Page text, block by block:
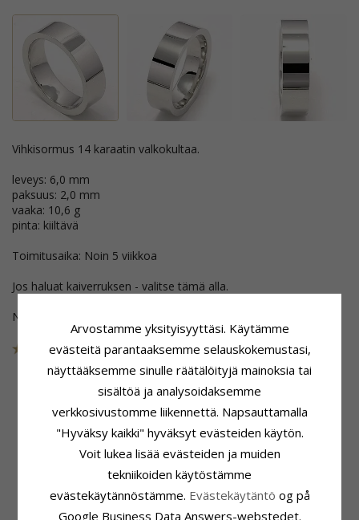
vihkisormus 14 karaatin valkokultaa.
leveys: 6,0 mm
paksuus: 2,0 mm
vaaka: 10,6 g
pinta: kiiltävä
Toimitusaika: Noin 5 viikkoa
Jos haluat kaiverruksen - valitse tämä alla.
Tuotenro 48T200W60 POISTUU
Tuoteseloste
Muoto: Litteä
Sormusmalli:Vihkisormus
Pinta:Kiiltävä
Sormuspohja
Leveys:6,0 mm
Paksuus:2,0 mm
Vaaka:
10,6 G
Toimitusaika:
Arvostamme yksityisyyttäsi. Käytämme
evästeitä parantaaksemme selauskokemustasi,
näyttääksemme sinulle räätälöityjä mainoksia tai
sisältöä ja analysoidaksemme
verkkosivustomme liikennettä. Napsauttamalla
"Hyväksy kaikki" hyväksyt evästeiden käytön.
Voit lukea lisää evästeiden ja muiden
tekniikoiden käytöstämme
evästekäytännöstämme. Evästekäytäntö og på
Google Business Data Answers-webstedet.